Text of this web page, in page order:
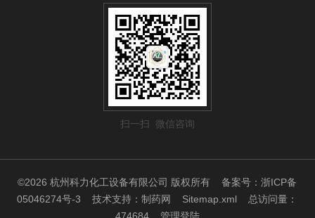
扫一扫 微信咨询
©2026 杭州科力化工设备有限公司 版权所有备案号：浙ICP备
05046274号-3 技术支持：制药网 Sitemap.xml 总访问量：